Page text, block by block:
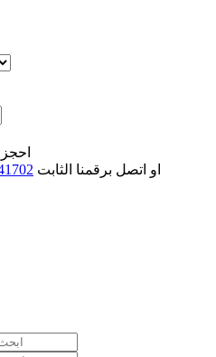
او اتصل برقمنا الثابت